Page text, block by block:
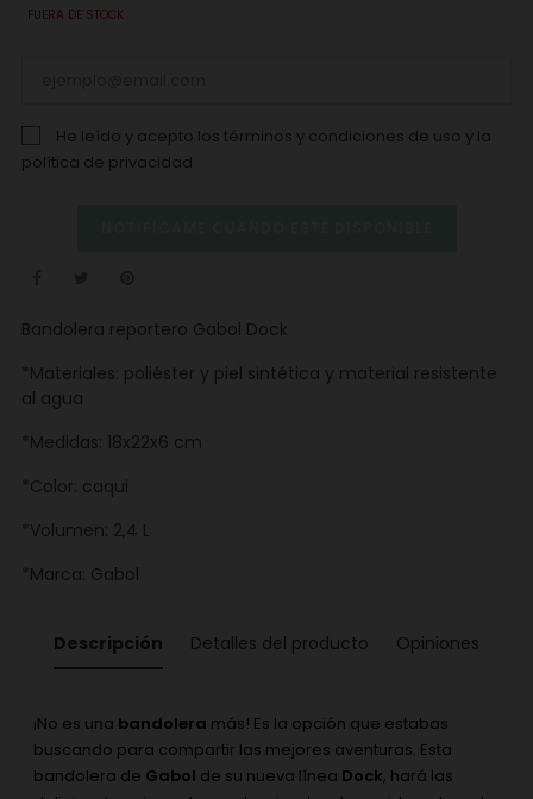
FUERA DE STOCK
He leído y acepto los términos y condiciones de uso y la
política de privacidad
Bandolera reportero Gabol Dock
*Materiales: poliéster y piel sintética y material resistente
al agua
*Medidas: 18x22x6 cm
*Color: caqui
*Volumen: 2,4 L
*Marca: Gabol
Descripción Detalles del producto Opiniones
¡No es una bandolera más! Es la opción que estabas
buscando para compartir las mejores aventuras. Esta
bandolera de Gabol de su nueva línea Dock, hará las